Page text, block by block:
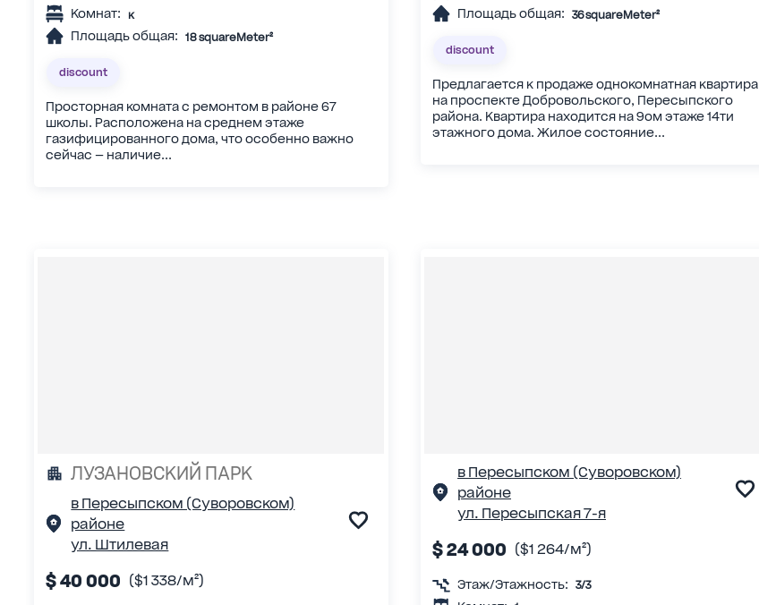
Комнат: к
Площадь общая: 18 squareMeter²
discount
Просторная комната с ремонтом в районе 67
школы. Расположена на среднем этаже
газифицированного дома, что особенно важно
сейчас — наличие...
Площадь общая: 36 squareMeter²
discount
Предлагается к продаже однокомнатная квартира
на проспекте Добровольского, Пересыпского
района. Квартира находится на 9ом этаже 14ти
этажного дома. Жилое состояние...
ЛУЗАНОВСКИЙ ПАРК
в Пересыпском (Суворовском)
районе
ул. Штилевая
$ 40 000 ($1 338/м²)
в Пересыпском (Суворовском)
районе
ул. Пересыпская 7-я
$ 24 000 ($1 264/м²)
Этаж/Этажность: 3/3